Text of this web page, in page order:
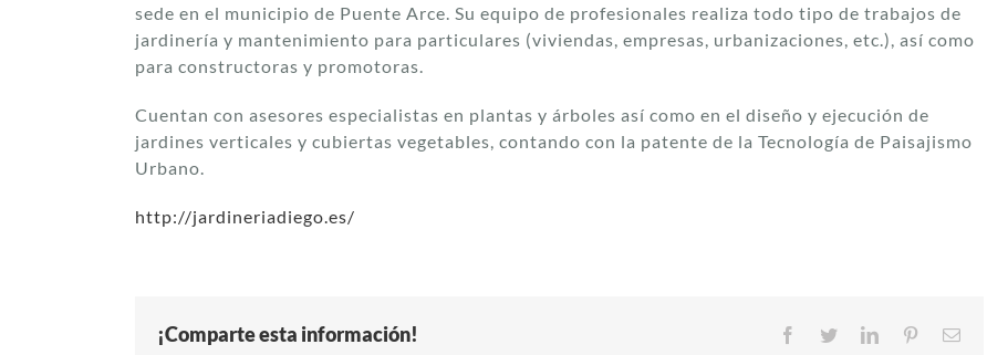
sede en el municipio de Puente Arce. Su equipo de profesionales realiza todo tipo de trabajos de
jardinería y mantenimiento para particulares (viviendas, empresas, urbanizaciones, etc.), así como
para constructoras y promotoras.
Cuentan con asesores especialistas en plantas y árboles así como en el diseño y ejecución de
jardines verticales y cubiertas vegetables, contando con la patente de la Tecnología de Paisajismo
Urbano.
http://jardineriadiego.es/
¡Comparte esta información! Facebook
TwitterLinkedInPinterest